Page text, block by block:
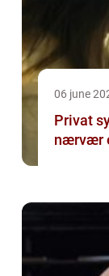
06 june
Privat
nærvær